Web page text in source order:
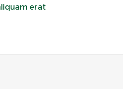
erat